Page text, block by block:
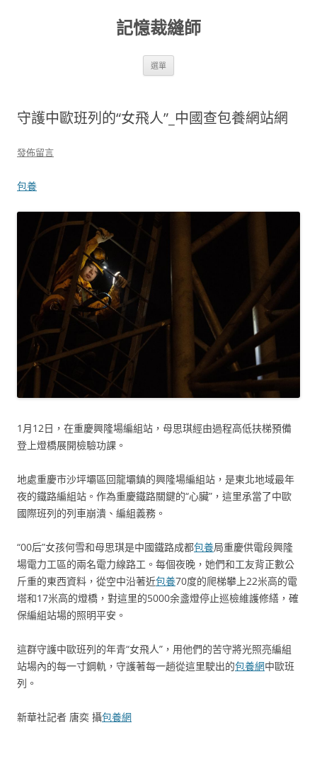
記憶裁縫師
選單
守護中歐班列的“女飛人”_中國查包養網站網
發佈留言
包養
1月12日，在重慶興隆場編組站，母思琪經由過程高低扶梯預備
登上燈橋展開檢驗功課。
地處重慶市沙坪壩區回龍壩鎮的興隆場編組站，是東北地域最年
夜的鐵路編組站。作為重慶鐵路關鍵的“心臟”，這里承當了中歐
國際班列的列車崩潰、編組義務。
“00后”女孩何雪和母思琪是中國鐵路成都包養局重慶供電段興隆
場電力工區的兩名電力線路工。每個夜晚，她們和工友背正數公
斤重的東西資料，從空中沿著近包養70度的爬梯攀上22米高的電
塔和17米高的燈橋，對這里的5000余盞燈停止巡檢維護修繕，確
保編組站場的照明平安。
這群守護中歐班列的年青“女飛人”，用他們的苦守將光照亮編組
站場內的每一寸鋼軌，守護著每一趟從這里駛出的包養網中歐班
列。
新華社記者 唐奕 攝包養網